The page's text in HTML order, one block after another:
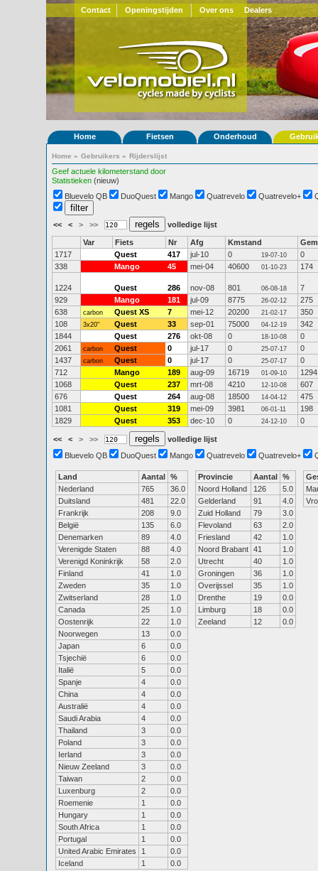
Contact Openingstijden Over ons Dealers
Home Fietsen Onderhoud
Home » Gebruikers » Rijderslijst
Geef actuele kilometerstand door
Statistieken (nieuw)
Bluevelo QB
DuoQuest Mango Quatrevelo Quatrevelo+
<< < > >> volledige lijst
Var Fiets Nr Afg Kmstand
Gem
1717
Quest 417 jul-10 0 19-07-10
0
338
Mango 45 mei-04 40600 01-10-23 174
1224 Quest 286 nov-08 801 06-08-18
7
929
Mango 181 jul-09 8775 26-02-12
275
638
carbon Quest XS 7 mei-12 20200 21-02-17
350
108
3x20" Quest 33 sep-01 75000 04-12-19
342
1844
Quest 276 okt-08 0 18-10-08
0
2061
carbon Quest 0 jul-17 0 25-07-17
0
1437
carbon Quest 0 jul-17 0 25-07-17
0
712
Mango 189 aug-09 16719 01-09-10
1294
1068
Quest 237 mrt-08 4210 12-10-08
607
676
Quest 264 aug-08 18500 14-04-12
475
1081
Quest 319 mei-09 3981 06-01-11
198
1829
Quest 353 dec-10 0 24-12-10 0
<< < > >>
volledige lijst
Bluevelo QB
DuoQuest Mango Quatrevelo Quatrevelo+
Land Aantal %
Nederland
765
36.0
Duitsland
481
22.0
Frankrijk
208
9.0
België
135
6.0
Denemarken
89
4.0
Verenigde Staten
88
4.0
Verenigd Koninkrijk
58
2.0
Finland
41
1.0
Zweden
35
1.0
Zwitserland
28
1.0
Canada
25
1.0
Oostenrijk
22
1.0
Noorwegen
13
0.0
Japan
6
0.0
Tsjechië
6
0.0
Italië
5
0.0
Spanje
4
0.0
China
4
0.0
Australië
4
0.0
Saudi Arabia
4
0.0
Thailand
3
0.0
Poland
3
0.0
Ierland
3
0.0
Nieuw Zeeland
3
0.0
Taiwan
2
0.0
Luxenburg
2
0.0
Roemenie
1
0.0
Hungary
1
0.0
South Africa
1
0.0
Portugal
1
0.0
United Arabic Emirates
1
0.0
Iceland
1 0.0
Provincie Aantal %
Noord Holland
126
5.0
Gelderland
91
4.0
Zuid Holland
79
3.0
Flevoland
63
2.0
Friesland
42
1.0
Noord Brabant 41
1.0
Utrecht
40
1.0
Groningen
36
1.0
Overijssel
35
1.0
Drenthe
19
0.0
Limburg
18
0.0
Zeeland
12 0.0